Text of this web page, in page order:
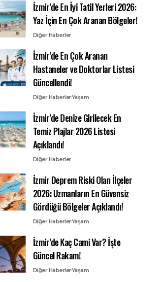
İzmir’de En İyi Tatil Yerleri 2026:
Yaz İçin En Çok Aranan Bölgeler!
Diğer Haberler
İzmir’de En Çok Aranan
Hastaneler ve Doktorlar Listesi
Güncellendi!
Diğer HaberlerYaşam
İzmir’de Denize Girilecek En
Temiz Plajlar 2026 Listesi
Açıklandı!
Diğer Haberler
İzmir Deprem Riski Olan İlçeler
2026: Uzmanların En Güvensiz
Gördüğü Bölgeler Açıklandı!
Diğer HaberlerYaşam
İzmir’de Kaç Cami Var? İşte
Güncel Rakam!
Diğer HaberlerYaşam